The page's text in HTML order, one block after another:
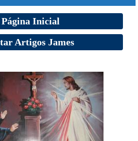
Página Inicial
Artigos James